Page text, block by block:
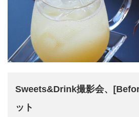
Sweets&Drink撮影会、
ット